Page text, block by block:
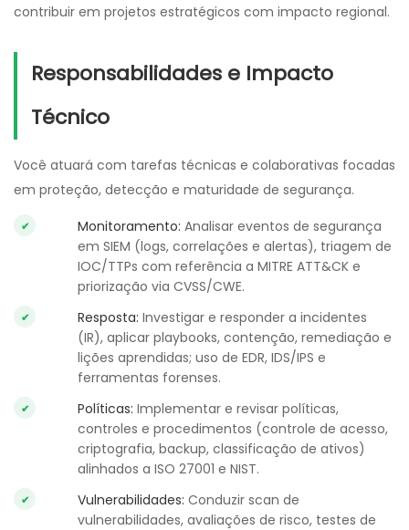
contribuir em projetos estratégicos com impacto regional.
Responsabilidades e Impacto
Técnico
Você atuará com tarefas técnicas e colaborativas focadas
em proteção, detecção e maturidade de segurança.
Monitoramento: Analisar eventos de segurança
em SIEM (logs, correlações e alertas), triagem de
IOC/TTPs com referência a MITRE ATT&CK e
priorização via CVSS/CWE.
Resposta: Investigar e responder a incidentes
(IR), aplicar playbooks, contenção, remediação e
lições aprendidas; uso de EDR, IDS/IPS e
ferramentas forenses.
Políticas: Implementar e revisar políticas,
controles e procedimentos (controle de acesso,
criptografia, backup, classificação de ativos)
alinhados a ISO 27001 e NIST.
Vulnerabilidades: Conduzir scan de
vulnerabilidades, avaliações de risco, testes de